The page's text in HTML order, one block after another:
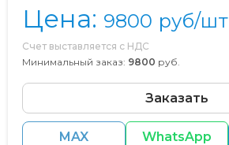
Цена: 9800 руб/шт
Счет выставляется с НДС
Минимальный заказ: 9800 руб.
Заказать
MAX WhatsApp